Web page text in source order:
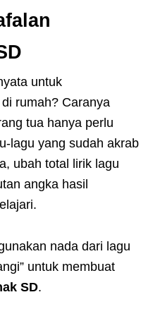
untuk
rumah? Caranya
tua hanya perlu
lagu yang sudah akrab
ubah total lirik lagu
angka hasil
nada dari lagu
untuk membuat
SD.